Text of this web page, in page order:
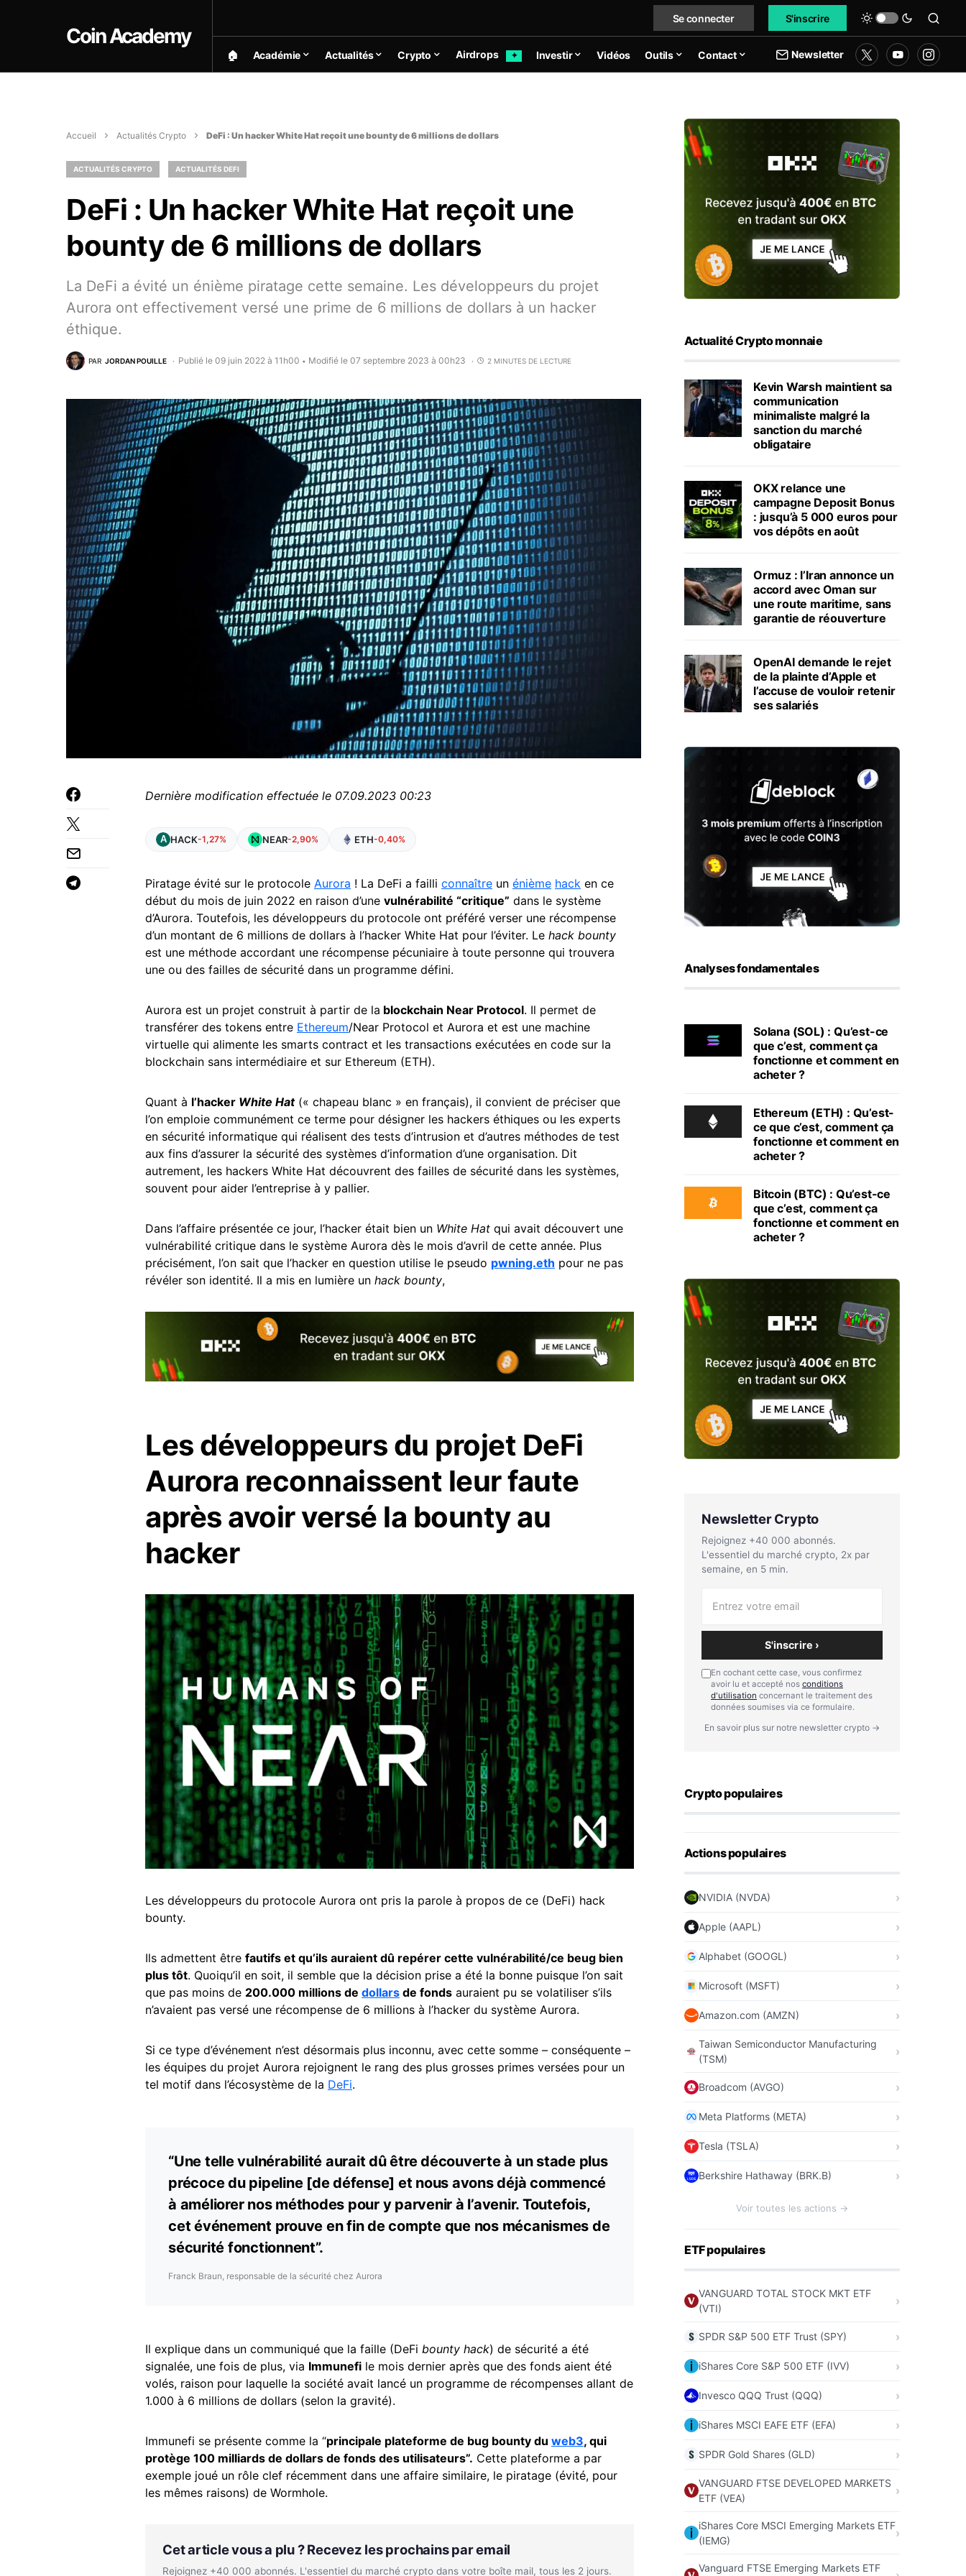
Coin Academy
Se connecter S'inscrire
🏠︎ Académie Actualités Crypto Airdrops ✦ Investir Vidéos Outils Contact Newsletter
Accueil Actualités Crypto DeFi : Un hacker White Hat reçoit une bounty de 6 millions de dollars
ACTUALITÉS CRYPTO ACTUALITÉS DEFI
DeFi : Un hacker White Hat reçoit une
bounty de 6 millions de dollars
La DeFi a évité un énième piratage cette semaine. Les développeurs du projet
Aurora ont effectivement versé une prime de 6 millions de dollars à un hacker
éthique.
PAR JORDAN POUILLE Publié le 09 juin 2022 à 11h00 • Modifié le 07 septembre 2023 à 00h23 2 MINUTES DE LECTURE
Dernière modification effectuée le 07.09.2023 00:23
HACK-1,27% NEAR-2,90% ETH-0,40%
Piratage évité sur le protocole Aurora ! La DeFi a failli connaître un énième hack en ce
début du mois de juin 2022 en raison d’une vulnérabilité “critique” dans le système
d’Aurora. Toutefois, les développeurs du protocole ont préféré verser une récompense
d’un montant de 6 millions de dollars à l’hacker White Hat pour l’éviter. Le hack bounty
est une méthode accordant une récompense pécuniaire à toute personne qui trouvera
une ou des failles de sécurité dans un programme défini.
Aurora est un projet construit à partir de la blockchain Near Protocol. Il permet de
transférer des tokens entre Ethereum/Near Protocol et Aurora et est une machine
virtuelle qui alimente les smarts contract et les transactions exécutées en code sur la
blockchain sans intermédiaire et sur Ethereum (ETH).
Quant à l’hacker White Hat(« chapeau blanc » en français), il convient de préciser que
l’on emploie communément ce terme pour désigner les hackers éthiques ou les experts
en sécurité informatique qui réalisent des tests d’intrusion et d’autres méthodes de test
aux fins d’assurer la sécurité des systèmes d’information d’une organisation. Dit
autrement, les hackers White Hat découvrent des failles de sécurité dans les systèmes,
souvent pour aider l’entreprise à y pallier.
Dans l’affaire présentée ce jour, l’hacker était bien un White Hat qui avait découvert une
vulnérabilité critique dans le système Aurora dès le mois d’avril de cette année. Plus
précisément, l’on sait que l’hacker en question utilise le pseudo pwning.eth pour ne pas
révéler son identité. Il a mis en lumière un hack bounty,
Les développeurs du projet DeFi
Aurora reconnaissent leur faute
après avoir versé la bounty au
hacker
Les développeurs du protocole Aurora ont pris la parole à propos de ce (DeFi) hack
bounty.
Ils admettent être fautifs et qu’ils auraient dû repérer cette vulnérabilité/ce beug bien
plus tôt. Quoiqu’il en soit, il semble que la décision prise a été la bonne puisque l’on sait
que pas moins de 200.000 millions de dollars de fonds auraient pu se volatiliser s’ils
n’avaient pas versé une récompense de 6 millions à l’hacker du système Aurora.
Si ce type d’événement n’est désormais plus inconnu, avec cette somme – conséquente –
les équipes du projet Aurora rejoignent le rang des plus grosses primes versées pour un
tel motif dans l’écosystème de la DeFi.
“Une telle vulnérabilité aurait dû être découverte à un stade plus
précoce du pipeline [de défense] et nous avons déjà commencé
à améliorer nos méthodes pour y parvenir à l’avenir. Toutefois,
cet événement prouve en fin de compte que nos mécanismes de
sécurité fonctionnent”.
Franck Braun, responsable de la sécurité chez Aurora
Il explique dans un communiqué que la faille (DeFi bounty hack) de sécurité a été
signalée, une fois de plus, via Immunefi le mois dernier après que des fonds aient été
volés, raison pour laquelle la société avait lancé un programme de récompenses allant de
1.000 à 6 millions de dollars (selon la gravité).
Immunefi se présente comme la “principale plateforme de bug bounty du web3, qui
protège 100 milliards de dollars de fonds des utilisateurs”. Cette plateforme a par
exemple joué un rôle clef récemment dans une affaire similaire, le piratage (évité, pour
les mêmes raisons) de Wormhole.
Cet article vous a plu ? Recevez les prochains par email
Rejoignez +40 000 abonnés. L'essentiel du marché crypto dans votre boîte mail, tous les 2 jours.
Actualité Crypto monnaie
Kevin Warsh maintient sa
communication
minimaliste malgré la
sanction du marché
obligataire
OKX relance une
campagne Deposit Bonus
: jusqu’à 5 000 euros pour
vos dépôts en août
Ormuz : l’Iran annonce un
accord avec Oman sur
une route maritime, sans
garantie de réouverture
OpenAI demande le rejet
de la plainte d’Apple et
l’accuse de vouloir retenir
ses salariés
Analyses fondamentales
Solana (SOL) : Qu’est-ce
que c’est, comment ça
fonctionne et comment en
acheter ?
Ethereum (ETH) : Qu’est-
ce que c’est, comment ça
fonctionne et comment en
acheter ?
Bitcoin (BTC) : Qu’est-ce
que c’est, comment ça
fonctionne et comment en
acheter ?
Newsletter Crypto
Rejoignez +40 000 abonnés.
L'essentiel du marché crypto, 2x par
semaine, en 5 min.
S'inscrire ›
En cochant cette case, vous confirmez
avoir lu et accepté nos conditions
d'utilisation concernant le traitement des
données soumises via ce formulaire.
En savoir plus sur notre newsletter crypto →
Crypto populaires
Actions populaires
NVIDIA (NVDA)
Apple (AAPL)
Alphabet (GOOGL)
Microsoft (MSFT)
Amazon.com (AMZN)
Taiwan Semiconductor Manufacturing
(TSM)
Broadcom (AVGO)
Meta Platforms (META)
Tesla (TSLA)
Berkshire Hathaway (BRK.B)
Voir toutes les actions →
ETF populaires
VANGUARD TOTAL STOCK MKT ETF
(VTI)
SPDR S&P 500 ETF Trust (SPY)
iShares Core S&P 500 ETF (IVV)
Invesco QQQ Trust (QQQ)
iShares MSCI EAFE ETF (EFA)
SPDR Gold Shares (GLD)
VANGUARD FTSE DEVELOPED MARKETS
ETF (VEA)
iShares Core MSCI Emerging Markets ETF
(IEMG)
Vanguard FTSE Emerging Markets ETF